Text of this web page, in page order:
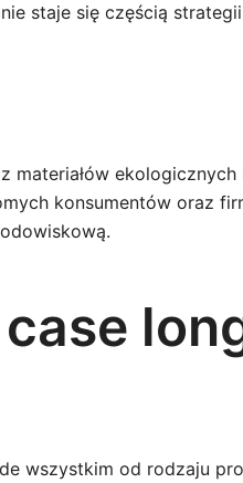
staje się częścią strategii
materiałów ekologicznych
konsumentów oraz
wszystkim od rodzaju